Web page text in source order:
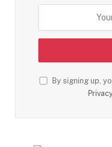
By signing up,